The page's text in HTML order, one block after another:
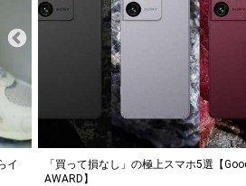
イ
「買って損なし」の極上スマホ5選【
AWARD】